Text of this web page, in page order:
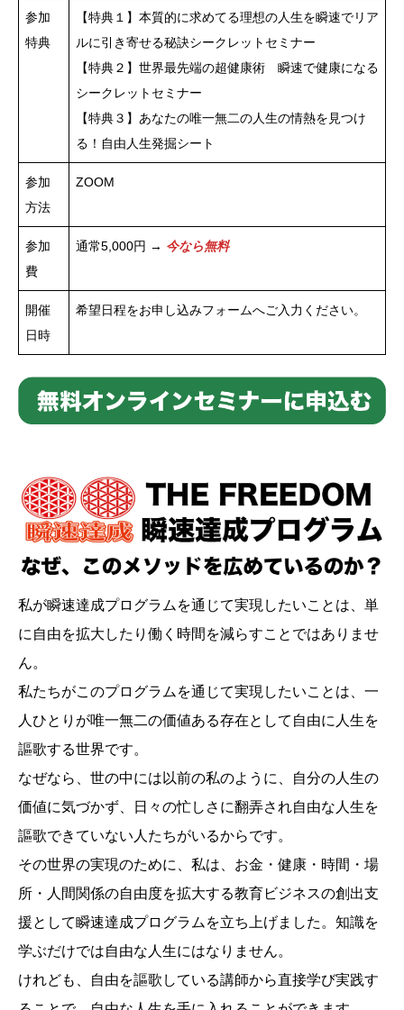
参加
特典
【特典１】本質的に求めてる理想の人生を瞬速でリア
ルに引き寄せる秘訣シークレットセミナー
【特典２】世界最先端の超健康術 瞬速で健康になる
シークレットセミナー
【特典３】あなたの唯一無二の人生の情熱を見つけ
る！自由人生発掘シート
参加
方法
ZOOM
参加
費
通常5,000円 → 今なら無料
開催
日時
希望日程をお申し込みフォームへご入力ください。
私が瞬速達成プログラムを通じて実現したいことは、単
に自由を拡大したり働く時間を減らすことではありませ
ん。
私たちがこのプログラムを通じて実現したいことは、一
人ひとりが唯一無二の価値ある存在として自由に人生を
謳歌する世界です。
なぜなら、世の中には以前の私のように、自分の人生の
価値に気づかず、日々の忙しさに翻弄され自由な人生を
謳歌できていない人たちがいるからです。
その世界の実現のために、私は、お金・健康・時間・場
所・人間関係の自由度を拡大する教育ビジネスの創出支
援として瞬速達成プログラムを立ち上げました。知識を
学ぶだけでは自由な人生にはなりません。
けれども、自由を謳歌している講師から直接学び実践す